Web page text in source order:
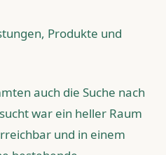
Produkte und
auch die Suche nach
war ein heller Raum
und in einem